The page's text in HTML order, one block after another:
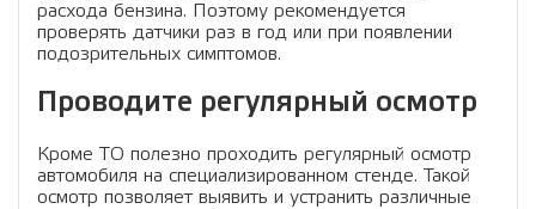
расхода бензина. Поэтому рекомендуется
проверять датчики раз в год или при появлении
подозрительных симптомов.
Проводите регулярный осмотр
Кроме ТО полезно проходить регулярный осмотр
автомобиля на специализированном стенде. Такой
осмотр позволяет выявить и устранить различные